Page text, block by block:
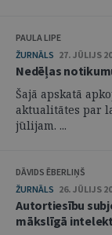
PAULA LIPE
ŽURNĀLS 27. JŪLIJS
Nedēļas
Šajā apskatā
aktualitātes par
jūlijam. ...
DĀVIDS ĒBERLIŅŠ
ŽURNĀLS 26. JŪLIJS
Autortiesību
mākslīgā